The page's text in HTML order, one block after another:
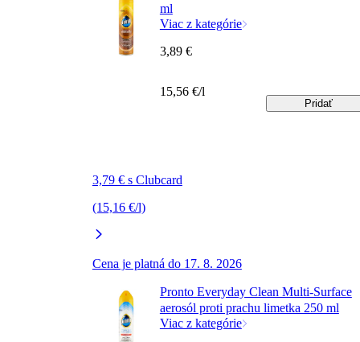
ml
Viac z kategórie
3,79 € s Clubcard
(15,16 €/l)
Cena je platná do 17. 8. 2026
3,89 €
15,56 €/l
Pridať
Pronto Everyday Clean Multi-Surface
aerosól proti prachu limetka 250 ml
Viac z kategórie